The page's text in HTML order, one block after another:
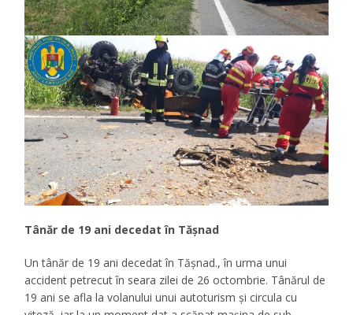
Tânăr de 19 ani decedat în Tăşnad
Un tânăr de 19 ani decedat în Tăşnad., în urma unui
accident petrecut în seara zilei de 26 octombrie. Tânărul de
19 ani se afla la volanului unui autoturism şi circula cu